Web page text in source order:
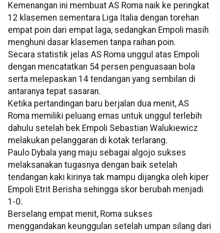
Kemenangan ini membuat AS Roma naik ke peringkat
12 klasemen sementara Liga Italia dengan torehan
empat poin dari empat laga, sedangkan Empoli masih
menghuni dasar klasemen tanpa raihan poin.
Secara statistik jelas AS Roma unggul atas Empoli
dengan mencatatkan 54 persen penguasaan bola
serta melepaskan 14 tendangan yang sembilan di
antaranya tepat sasaran.
Ketika pertandingan baru berjalan dua menit, AS
Roma memiliki peluang emas untuk unggul terlebih
dahulu setelah bek Empoli Sebastian Walukiewicz
melakukan pelanggaran di kotak terlarang.
Paulo Dybala yang maju sebagai algojo sukses
melaksanakan tugasnya dengan baik setelah
tendangan kaki kirinya tak mampu dijangka oleh kiper
Empoli Etrit Berisha sehingga skor berubah menjadi
1-0.
Berselang empat menit, Roma sukses
menggandakan keunggulan setelah umpan silang dari